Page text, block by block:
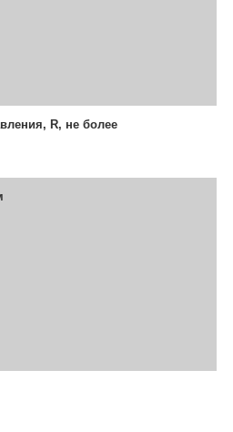
R, не более